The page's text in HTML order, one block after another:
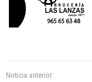
Noticia anterior: